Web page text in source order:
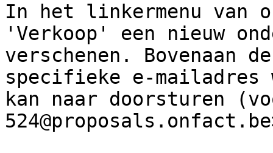
In het linkermenu van
'Verkoop' een nieuw
verschenen. Bovenaan
specifieke e-mailadres
kan naar doorsturen